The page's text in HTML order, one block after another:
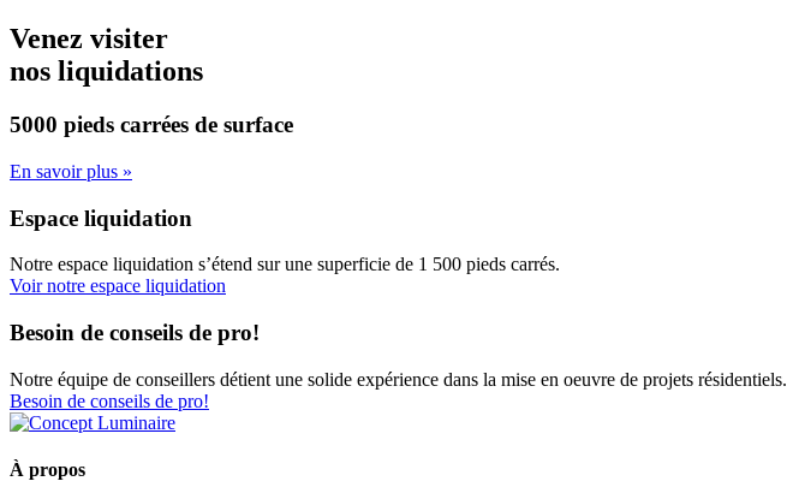
$748.00.$710.00.
Venez visiter
nos liquidations
5000 pieds carrées de surface
En savoir plus »
Espace liquidation
Notre espace liquidation s’étend sur une superficie de 1 500 pieds carrés.
Voir notre espace liquidation
Besoin de conseils de pro!
Notre équipe de conseillers détient une solide expérience dans la mise en oeuvre de projets résidentiels.
Besoin de conseils de pro!
À propos